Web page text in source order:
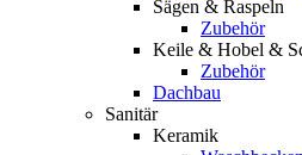
Sägen & Raspeln
Zubehör
Keile & Hobel &
Zubehör
Dachbau
Sanitär
Keramik